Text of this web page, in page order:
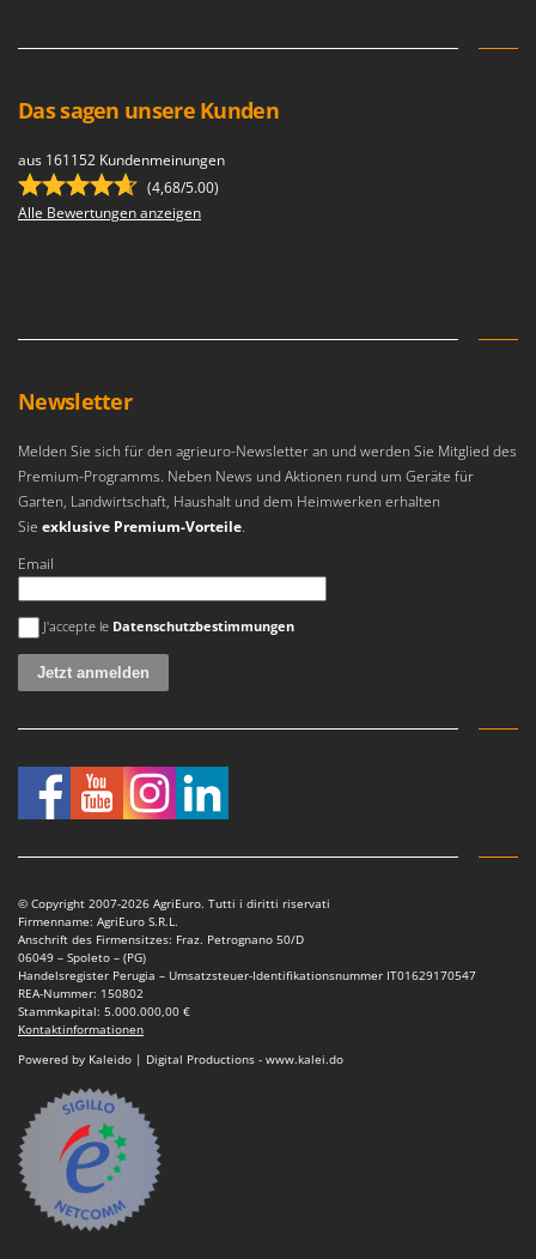
Das sagen unsere Kunden
aus 161152 Kundenmeinungen
(4,68/5.00)
Alle Bewertungen anzeigen
Newsletter
Melden Sie sich für den agrieuro-Newsletter an und werden Sie Mitglied des
Premium-Programms. Neben News und Aktionen rund um Geräte für
Garten, Landwirtschaft, Haushalt und dem Heimwerken erhalten
Sie exklusive Premium-Vorteile.
Email
Es ist ein Fehler aufgetreten
J'accepte le Datenschutzbestimmungen
© Copyright 2007-2026 AgriEuro. Tutti i diritti riservati
Firmenname: AgriEuro S.R.L.
Anschrift des Firmensitzes: Fraz. Petrognano 50/D
06049 – Spoleto – (PG)
Handelsregister Perugia – Umsatzsteuer-Identifikationsnummer IT01629170547
REA-Nummer: 150802
Stammkapital: 5.000.000,00 €
Kontaktinformationen
Powered by Kaleido | Digital Productions - www.kalei.do